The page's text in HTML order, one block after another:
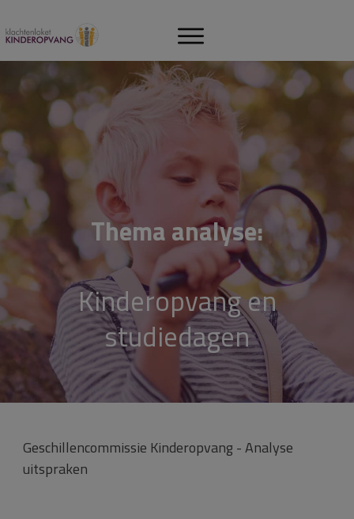
Thema analyse:
Kinderopvang en
studiedagen
Geschillencommissie Kinderopvang - Analyse
uitspraken